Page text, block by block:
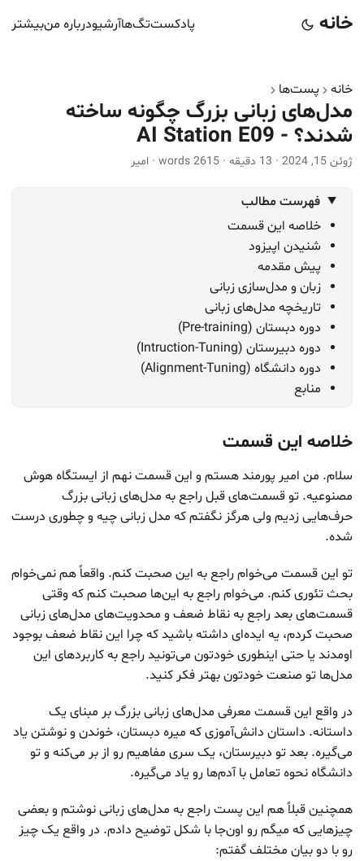
خانه پادکستتگ‌هاآرشیودرباره منبیشتر
خانه پست‌ها
مدل‌های زبانی بزرگ چگونه ساخته
شدند؟ - AI Station E09
ژوئن 15, 2024 · 13 دقیقه ·
2615 words
· امیر
فهرست مطالب
خلاصه این قسمت
شنیدن اپیزود
پیش‌ مقدمه
زبان و مدل‌سازی زبانی
تاریخچه مدل‌های زبانی
دوره دبستان (Pre-training)
دوره دبیرستان (Intruction-Tuning)
دوره دانشگاه (Alignment-Tuning)
منابع
خلاصه این قسمت
سلام. من امیر پورمند هستم و این قسمت نهم از ایستگاه هوش
مصنوعیه. تو قسمت‌های قبل راجع به مدل‌های زبانی بزرگ
حرف‌هایی زدیم ولی هرگز نگفتم که مدل زبانی چیه و چطوری درست
شده.
تو این قسمت می‌خوام راجع به این صحبت کنم. واقعاً هم نمی‌خوام
بحث تئوری کنم. می‌خوام راجع به این‌ها صحبت کنم که وقتی
قسمت‌های بعد راجع به نقاط ضعف و محدویت‌های مدل‌های زبانی
صحبت کردم، یه ایده‌ای داشته باشید که چرا این نقاط ضعف بوجود
اومدند یا حتی اینطوری خودتون می‌تونید راجع به کاربردهای این
مدل‌ها تو صنعت خودتون بهتر فکر کنید.
در واقع این قسمت معرفی مدل‌های زبانی بزرگ بر مبنای یک
داستانه. داستان دانش‌آموزی که میره دبستان، خوندن و نوشتن یاد
می‌گیره. بعد تو دبیرستان، یک سری مفاهیم رو از بر می‌کنه و تو
دانشگاه نحوه تعامل با آدم‌ها رو یاد می‌گیره.
همچنین قبلاً هم این پست راجع به مدل‌های زبانی نوشتم و بعضی
چیزهایی که میگم رو اون‌جا با شکل توضیح دادم. در واقع یک چیز
رو با دو بیان مختلف گفتم: